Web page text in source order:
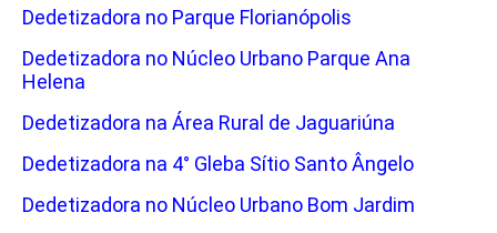
Dedetizadora no Parque Florianópolis
Dedetizadora no Núcleo Urbano Parque Ana
Helena
Dedetizadora na Área Rural de Jaguariúna
Dedetizadora na 4° Gleba Sítio Santo Ângelo
Dedetizadora no Núcleo Urbano Bom Jardim